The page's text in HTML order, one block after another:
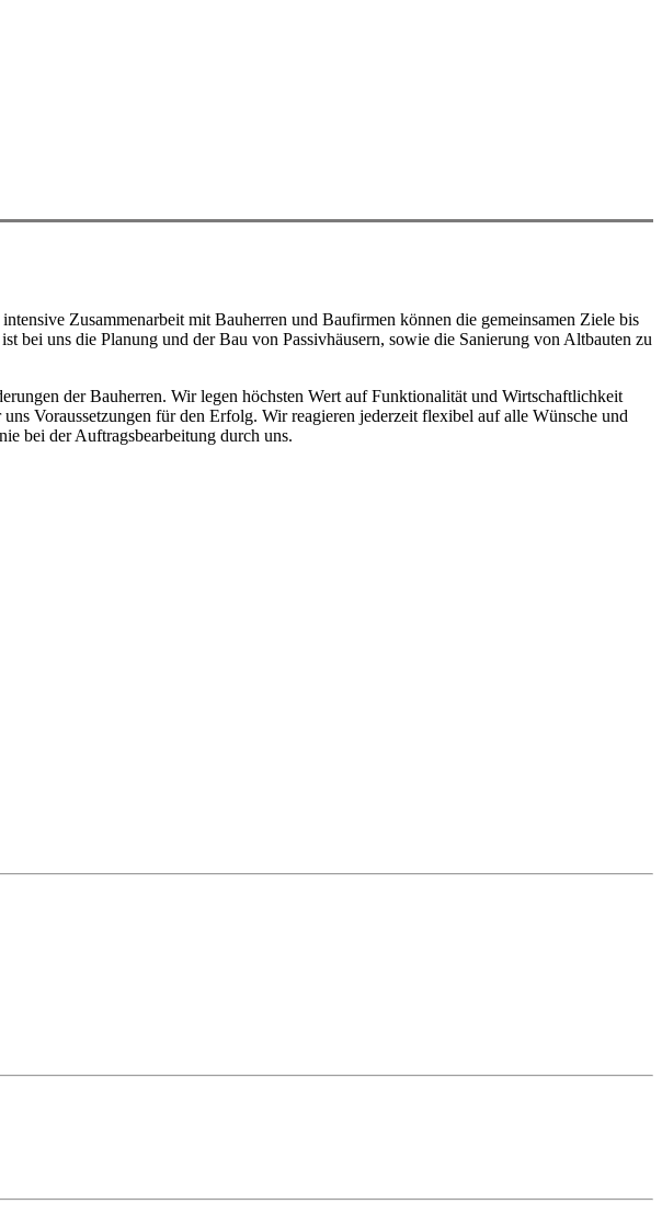
Zusammenarbeit mit Bauherren und Baufirmen können die gemeinsamen Ziele bis
bei uns die Planung und der Bau von Passivhäusern, sowie die Sanierung von Altbauten zu
der Bauherren. Wir legen höchsten Wert auf Funktionalität und Wirtschaftlichkeit
Voraussetzungen für den Erfolg. Wir reagieren jederzeit flexibel auf alle Wünsche und
bei der Auftragsbearbeitung durch uns.